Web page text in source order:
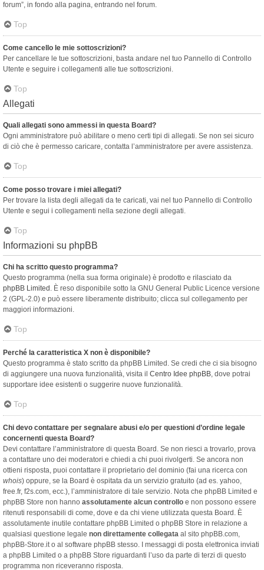
forum”, in fondo alla pagina, entrando nel forum.
Top
Come cancello le mie sottoscrizioni?
Per cancellare le tue sottoscrizioni, basta andare nel tuo Pannello di Controllo
Utente e seguire i collegamenti alle tue sottoscrizioni.
Top
Allegati
Quali allegati sono ammessi in questa Board?
Ogni amministratore può abilitare o meno certi tipi di allegati. Se non sei sicuro
di ciò che è permesso caricare, contatta l’amministratore per avere assistenza.
Top
Come posso trovare i miei allegati?
Per trovare la lista degli allegati da te caricati, vai nel tuo Pannello di Controllo
Utente e segui i collegamenti nella sezione degli allegati.
Top
Informazioni su phpBB
Chi ha scritto questo programma?
Questo programma (nella sua forma originale) è prodotto e rilasciato da
phpBB Limited . È reso disponibile sotto la GNU General Public Licence versione
2 (GPL-2.0) e può essere liberamente distribuito; clicca sul collegamento per
maggiori informazioni.
Top
Perché la caratteristica X non è disponibile?
Questo programma è stato scritto da phpBB Limited. Se credi che ci sia bisogno
di aggiungere una nuova funzionalità, visita il Centro Idee phpBB, dove potrai
supportare idee esistenti o suggerire nuove funzionalità.
Top
Chi devo contattare per segnalare abusi e/o per questioni d’ordine legale
concernenti questa Board?
Devi contattare l’amministratore di questa Board. Se non riesci a trovarlo, prova
a contattare uno dei moderatori e chiedi a chi puoi rivolgerti. Se ancora non
ottieni risposta, puoi contattare il proprietario del dominio (fai una ricerca con
whois) oppure, se la Board è ospitata da un servizio gratuito (ad es. yahoo,
free.fr, f2s.com, ecc.), l’amministratore di tale servizio. Nota che phpBB Limited e
phpBB Store non hanno assolutamente alcun controllo e non possono essere
ritenuti responsabili di come, dove e da chi viene utilizzata questa Board. È
assolutamente inutile contattare phpBB Limited o phpBB Store in relazione a
qualsiasi questione legale non direttamente collegata al sito phpBB.com,
phpBB-Store.it o al software phpBB stesso. I messaggi di posta elettronica inviati
a phpBB Limited o a phpBB Store riguardanti l’uso da parte di terzi di questo
programma non riceveranno risposta.